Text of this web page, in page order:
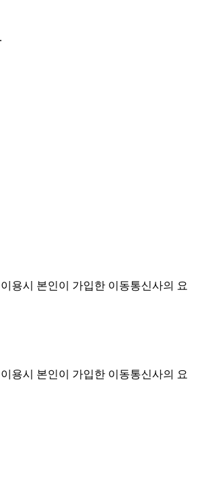
용시 본인이 가입한 이동통신사의 요
용시 본인이 가입한 이동통신사의 요